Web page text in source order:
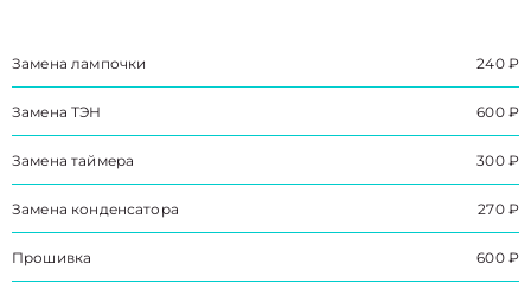
Замена лампочки 240 ₽
Замена ТЭН 600 ₽
Замена таймера 300 ₽
Замена конденсатора 270 ₽
Прошивка 600 ₽